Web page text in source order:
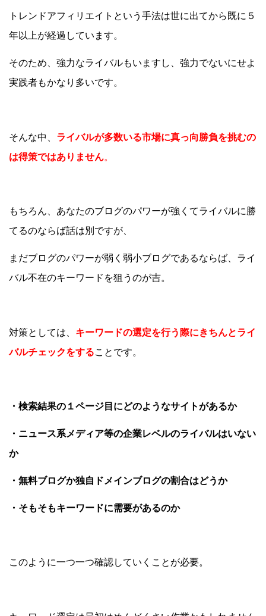
トレンドアフィリエイトという手法は世に出てから既に５
年以上が経過しています。
そのため、強力なライバルもいますし、強力でないにせよ
実践者もかなり多いです。
そんな中、 ライバルが多数いる市場に真っ向勝負を挑むの
は得策ではありません。
もちろん、あなたのブログのパワーが強くてライバルに勝
てるのならば話は別ですが、
まだブログのパワーが弱く弱小ブログであるならば、ライ
バル不在のキーワードを狙うのが吉。
対策としては、 キーワードの選定を行う際にきちんとライ
バルチェックをすることです。
・検索結果の１ページ目にどのようなサイトがあるか
・ニュース系メディア等の企業レベルのライバルはいない
か
・無料ブログか独自ドメインブログの割合はどうか
・そもそもキーワードに需要があるのか
このように一つ一つ確認していくことが必要。